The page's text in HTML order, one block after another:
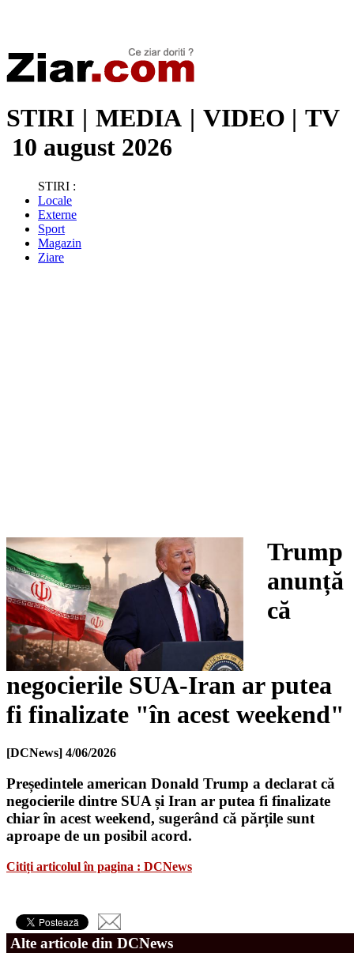
STIRI | MEDIA | VIDEO | TV
10 august 2026
STIRI :
Locale
Externe
Sport
Magazin
Ziare
Trump
anunță
că
negocierile SUA-Iran ar putea
fi finalizate "în acest weekend"
[DCNews] 4/06/2026
Președintele american Donald Trump a declarat că
negocierile dintre SUA și Iran ar putea fi finalizate
chiar în acest weekend, sugerând că părțile sunt
aproape de un posibil acord.
Citiți articolul în pagina : DCNews
Alte articole din DCNews